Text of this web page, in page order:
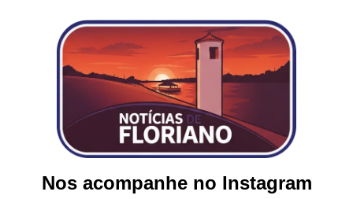
Nos acompanhe no Instagram